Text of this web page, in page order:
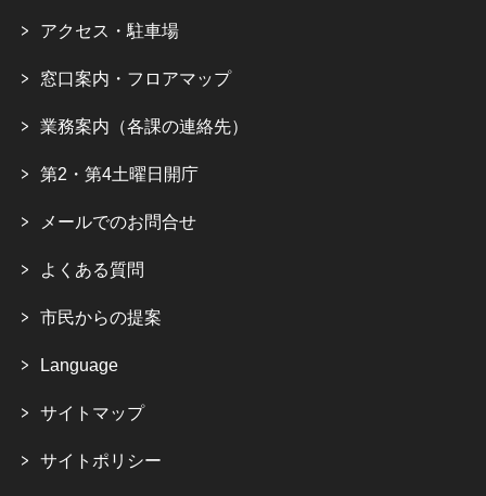
アクセス・駐車場
窓口案内・フロアマップ
業務案内（各課の連絡先）
第2・第4土曜日開庁
メールでのお問合せ
よくある質問
市民からの提案
Language
サイトマップ
サイトポリシー